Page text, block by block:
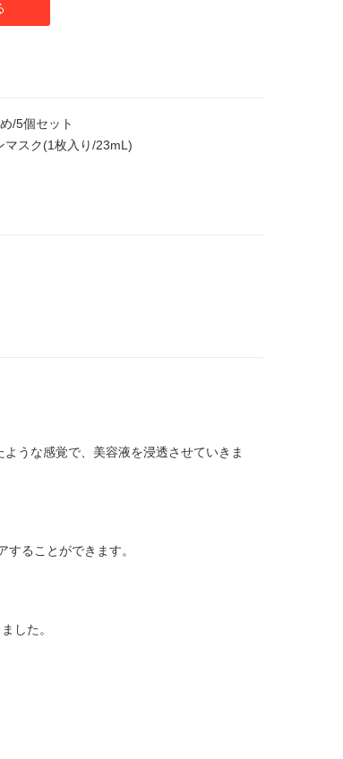
/5個セット
マスク(1枚入り/23mL)
うな感覚で、美容液を浸透させていきま
ることができます。
した。